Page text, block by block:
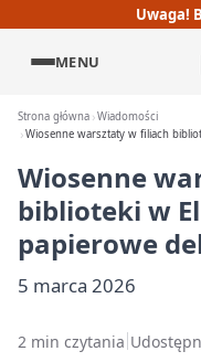
Uwaga!
MENU
Strona główna Wiadomości
Wiosenne warsztaty w filiach
Wiosenne
biblioteki w
papierowe
5 marca 2026
2 min czytania